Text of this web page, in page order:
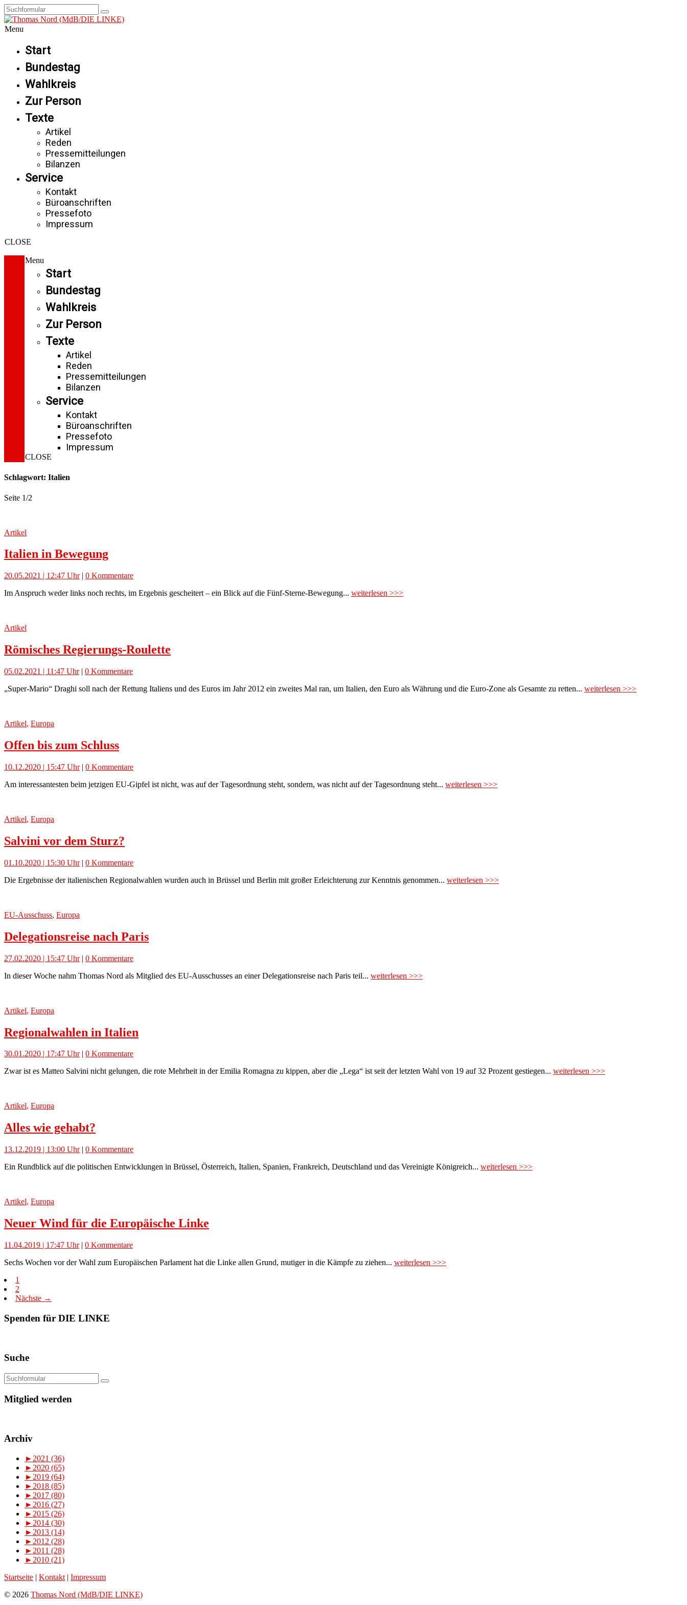
Menu
Start
Bundestag
Wahlkreis
Zur Person
Texte
Artikel
Reden
Pressemitteilungen
Bilanzen
Service
Kontakt
Büroanschriften
Pressefoto
Impressum
CLOSE
Menu
Start
Bundestag
Wahlkreis
Zur Person
Texte
Artikel
Reden
Pressemitteilungen
Bilanzen
Service
Kontakt
Büroanschriften
Pressefoto
Impressum
CLOSE
Schlagwort: Italien
Seite 1/2
Artikel
Italien in Bewegung
20.05.2021 | 12:47 Uhr| 0 Kommentare
Im Anspruch weder links noch rechts, im Ergebnis gescheitert – ein Blick auf die Fünf-Sterne-Bewegung... weiterlesen >>>
Artikel
Römisches Regierungs-Roulette
05.02.2021 | 11:47 Uhr| 0 Kommentare
„Super-Mario“ Draghi soll nach der Rettung Italiens und des Euros im Jahr 2012 ein zweites Mal ran, um Italien, den Euro als Währung und die Euro-Zone als Gesamte zu retten... weiterlesen >>>
Artikel, Europa
Offen bis zum Schluss
10.12.2020 | 15:47 Uhr| 0 Kommentare
Am interessantesten beim jetzigen EU-Gipfel ist nicht, was auf der Tagesordnung steht, sondern, was nicht auf der Tagesordnung steht... weiterlesen >>>
Artikel, Europa
Salvini vor dem Sturz?
01.10.2020 | 15:30 Uhr| 0 Kommentare
Die Ergebnisse der italienischen Regionalwahlen wurden auch in Brüssel und Berlin mit großer Erleichterung zur Kenntnis genommen... weiterlesen >>>
EU-Ausschuss, Europa
Delegationsreise nach Paris
27.02.2020 | 15:47 Uhr| 0 Kommentare
In dieser Woche nahm Thomas Nord als Mitglied des EU-Ausschusses an einer Delegationsreise nach Paris teil... weiterlesen >>>
Artikel, Europa
Regionalwahlen in Italien
30.01.2020 | 17:47 Uhr| 0 Kommentare
Zwar ist es Matteo Salvini nicht gelungen, die rote Mehrheit in der Emilia Romagna zu kippen, aber die „Lega“ ist seit der letzten Wahl von 19 auf 32 Prozent gestiegen... weiterlesen >>>
Artikel, Europa
Alles wie gehabt?
13.12.2019 | 13:00 Uhr| 0 Kommentare
Ein Rundblick auf die politischen Entwicklungen in Brüssel, Österreich, Italien, Spanien, Frankreich, Deutschland und das Vereinigte Königreich... weiterlesen >>>
Artikel, Europa
Neuer Wind für die Europäische Linke
11.04.2019 | 17:47 Uhr| 0 Kommentare
Sechs Wochen vor der Wahl zum Europäischen Parlament hat die Linke allen Grund, mutiger in die Kämpfe zu ziehen... weiterlesen >>>
1
2
Nächste →
Spenden für DIE LINKE
Suche
Mitglied werden
Archiv
► 2021 (36)
► 2020 (65)
► 2019 (64)
► 2018 (85)
► 2017 (80)
► 2016 (27)
► 2015 (26)
► 2014 (30)
► 2013 (14)
► 2012 (28)
► 2011 (28)
► 2010 (21)
Startseite | Kontakt | Impressum
© 2026 Thomas Nord (MdB/DIE LINKE)